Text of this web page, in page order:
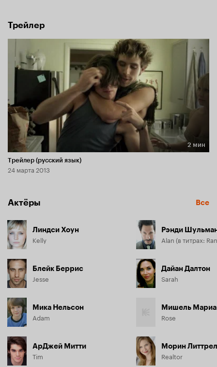
Трейлер
Длительность 2 мин
2 мин
Трейлер (русский язык)
24 марта 2013
Актёры Все
Линдси Хоун
Kelly
Блейк Беррис
Jesse
Мика Нельсон
Adam
АрДжей Митти
Tim
Рэнди
Дайан Далтон
Sarah
Мишель
Rose
Морин
Realtor